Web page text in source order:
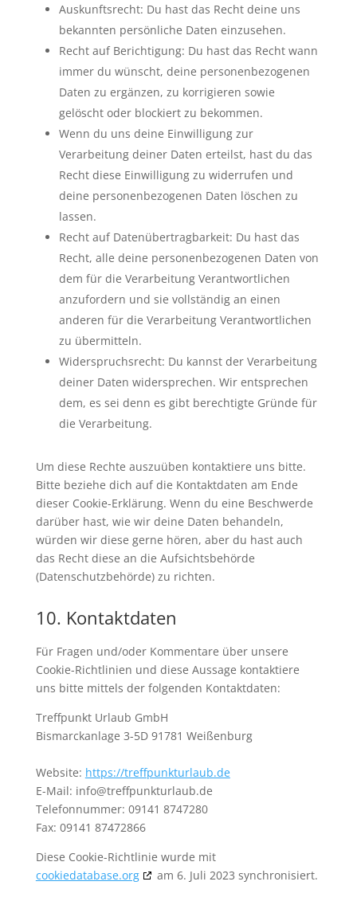
Auskunftsrecht: Du hast das Recht deine uns
bekannten persönliche Daten einzusehen.
Recht auf Berichtigung: Du hast das Recht wann
immer du wünscht, deine personenbezogenen
Daten zu ergänzen, zu korrigieren sowie
gelöscht oder blockiert zu bekommen.
Wenn du uns deine Einwilligung zur
Verarbeitung deiner Daten erteilst, hast du das
Recht diese Einwilligung zu widerrufen und
deine personenbezogenen Daten löschen zu
lassen.
Recht auf Datenübertragbarkeit: Du hast das
Recht, alle deine personenbezogenen Daten von
dem für die Verarbeitung Verantwortlichen
anzufordern und sie vollständig an einen
anderen für die Verarbeitung Verantwortlichen
zu übermitteln.
Widerspruchsrecht: Du kannst der Verarbeitung
deiner Daten widersprechen. Wir entsprechen
dem, es sei denn es gibt berechtigte Gründe für
die Verarbeitung.
Um diese Rechte auszuüben kontaktiere uns bitte.
Bitte beziehe dich auf die Kontaktdaten am Ende
dieser Cookie-Erklärung. Wenn du eine Beschwerde
darüber hast, wie wir deine Daten behandeln,
würden wir diese gerne hören, aber du hast auch
das Recht diese an die Aufsichtsbehörde
(Datenschutzbehörde) zu richten.
10. Kontaktdaten
Für Fragen und/oder Kommentare über unsere
Cookie-Richtlinien und diese Aussage kontaktiere
uns bitte mittels der folgenden Kontaktdaten:
Treffpunkt Urlaub GmbH
Bismarckanlage 3-5D 91781 Weißenburg
Website: https://treffpunkturlaub.de
E-Mail: info@treffpunkturlaub.de
Telefonnummer: 09141 8747280
Fax: 09141 87472866
Diese Cookie-Richtlinie wurde mit
cookiedatabase.org
am 6. Juli 2023 synchronisiert.